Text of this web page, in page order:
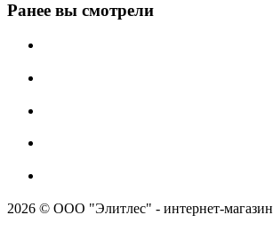
Ранее вы смотрели
2026 © ООО "Элитлес" - интернет-магазин